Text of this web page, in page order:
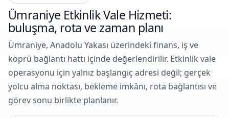
Ümraniye Etkinlik Vale Hizmeti:
buluşma, rota ve zaman planı
Ümraniye, Anadolu Yakası üzerindeki finans, iş ve
köprü bağlantı hattı içinde değerlendirilir. Etkinlik vale
operasyonu için yalnız başlangıç adresi değil; gerçek
yolcu alma noktası, bekleme imkânı, rota bağlantısı ve
görev sonu birlikte planlanır.